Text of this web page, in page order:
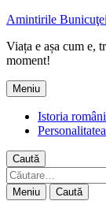
Amintirile
Viața e așa cum e,
moment!
Meniu
Istoria
Caută
Caută
după:
Meniu Caută